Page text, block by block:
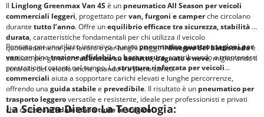
Il Linglong Greenmax Van 4S è un pneumatico All Season per veicoli
commerciali leggeri, progettato pervan, furgoni e camperche circolano
durante tutto l’anno. Offre unequilibrio efficace trasicurezza, stabilità e
durata, caratteristiche fondamentali per chi utilizza il veicolo
quotidianamente per lavoro o per lunghi viaggi. Ildisegno del battistradaè
studiato per garantireaderenza su asciutto, bagnato e neve, migliorando il
controllo del veicolo anche quando è a pieno carico.
Pensato per un utilizzo intensivo, questo pneumatico quattro stagioni per
vancombinatrazione affidabilee bassa usura, contribuendo a mantenere
prestazioni costanti nel tempo. Lastruttura rinforzata per veicoli
commerciali aiuta a sopportare carichi elevati e lunghe percorrenze,
offrendo una guida stabilee prevedibile. Il risultato è un pneumatico per
trasporto leggeroversatile e resistente, ideale per professionisti e privati
che cercanoaffidabilità in tutte le stagioni.
La Scienza Dietro La Tecnologia: